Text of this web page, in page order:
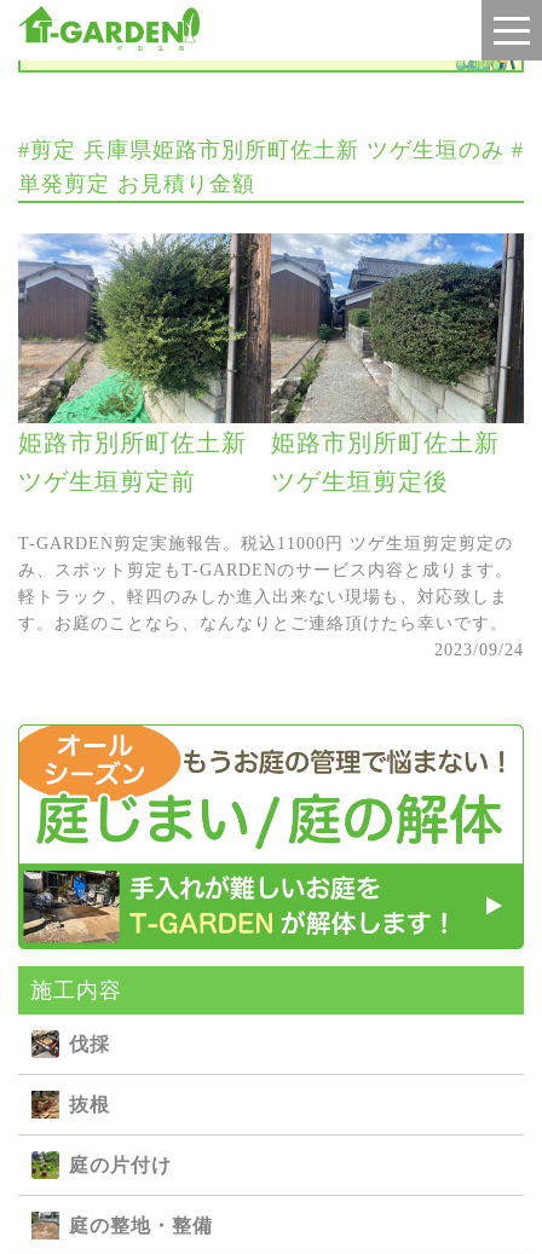
施工実績
施⼯内容
伐採
抜根
庭の⽚付け
庭の整地・整備
#剪定 兵庫県姫路市別所町佐土新 ツゲ生垣のみ #
単発剪定 お見積り金額
姫路市別所町佐土新
ツゲ生垣剪定前
姫路市別所町佐土新
ツゲ生垣剪定後
T-GARDEN剪定実施報告。税込11000円 ツゲ生垣剪定剪定の
み、スポット剪定もT-GARDENのサービス内容と成ります。
軽トラック、軽四のみしか進入出来ない現場も、対応致しま
す。お庭のことなら、なんなりとご連絡頂けたら幸いです。
2023/09/24